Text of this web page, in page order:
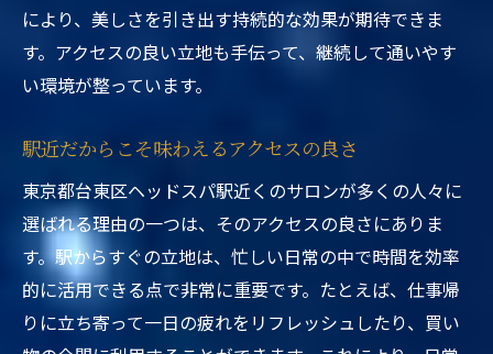
により、美しさを引き出す持続的な効果が期待できま
す。アクセスの良い立地も手伝って、継続して通いやす
い環境が整っています。
駅近だからこそ味わえるアクセスの良さ
東京都台東区ヘッドスパ駅近くのサロンが多くの人々に
選ばれる理由の一つは、そのアクセスの良さにありま
す。駅からすぐの立地は、忙しい日常の中で時間を効率
的に活用できる点で非常に重要です。たとえば、仕事帰
りに立ち寄って一日の疲れをリフレッシュしたり、買い